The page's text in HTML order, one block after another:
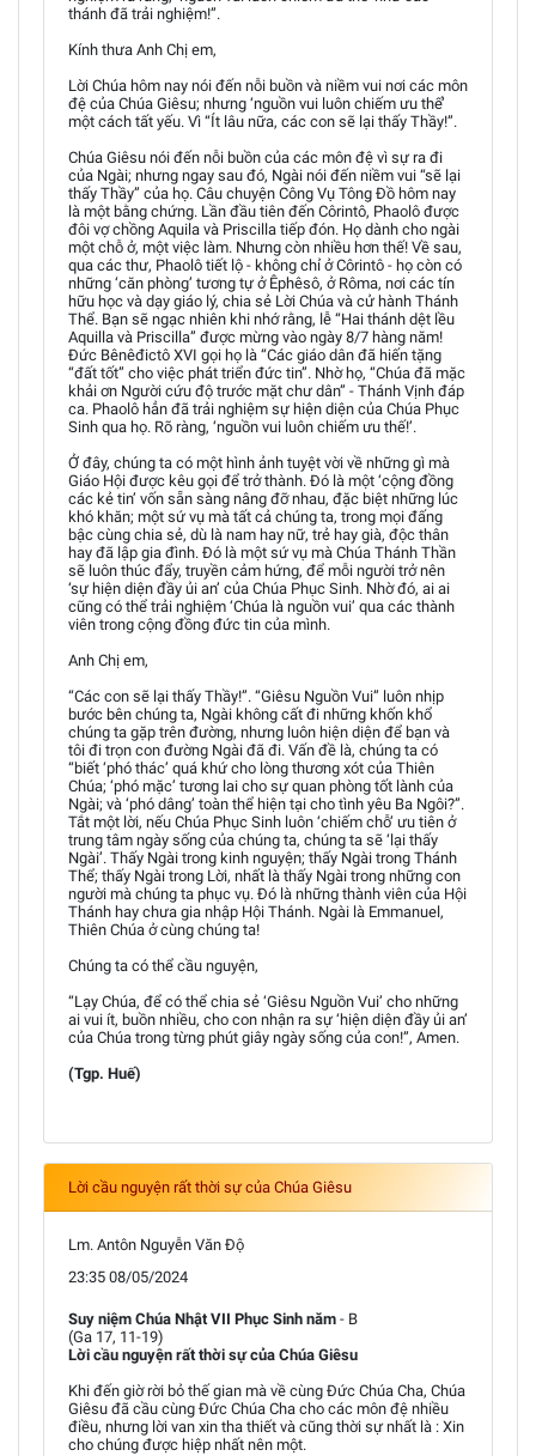
thánh đã trải nghiệm!”.
Kính thưa Anh Chị em,
Lời Chúa hôm nay nói đến nỗi buồn và niềm vui nơi các môn
đệ của Chúa Giêsu; nhưng ‘nguồn vui luôn chiếm ưu thế’
một cách tất yếu. Vì “Ít lâu nữa, các con sẽ lại thấy Thầy!”.
Chúa Giêsu nói đến nỗi buồn của các môn đệ vì sự ra đi
của Ngài; nhưng ngay sau đó, Ngài nói đến niềm vui “sẽ lại
thấy Thầy” của họ. Câu chuyện Công Vụ Tông Đồ hôm nay
là một bằng chứng. Lần đầu tiên đến Côrintô, Phaolô được
đôi vợ chồng Aquila và Priscilla tiếp đón. Họ dành cho ngài
một chỗ ở, một việc làm. Nhưng còn nhiều hơn thế! Về sau,
qua các thư, Phaolô tiết lộ - không chỉ ở Côrintô - họ còn có
những ‘căn phòng’ tương tự ở Êphêsô, ở Rôma, nơi các tín
hữu học và dạy giáo lý, chia sẻ Lời Chúa và cử hành Thánh
Thể. Bạn sẽ ngạc nhiên khi nhớ rằng, lễ “Hai thánh dệt lều
Aquilla và Priscilla” được mừng vào ngày 8/7 hàng năm!
Đức Bênêđictô XVI gọi họ là “Các giáo dân đã hiến tặng
“đất tốt” cho việc phát triển đức tin”. Nhờ họ, “Chúa đã mặc
khải ơn Người cứu độ trước mặt chư dân” - Thánh Vịnh đáp
ca. Phaolô hẳn đã trải nghiệm sự hiện diện của Chúa Phục
Sinh qua họ. Rõ ràng, ‘nguồn vui luôn chiếm ưu thế!’.
Ở đây, chúng ta có một hình ảnh tuyệt vời về những gì mà
Giáo Hội được kêu gọi để trở thành. Đó là một ‘cộng đồng
các kẻ tin’ vốn sẵn sàng nâng đỡ nhau, đặc biệt những lúc
khó khăn; một sứ vụ mà tất cả chúng ta, trong mọi đấng
bậc cùng chia sẻ, dù là nam hay nữ, trẻ hay già, độc thân
hay đã lập gia đình. Đó là một sứ vụ mà Chúa Thánh Thần
sẽ luôn thúc đẩy, truyền cảm hứng, để mỗi người trở nên
‘sự hiện diện đầy ủi an’ của Chúa Phục Sinh. Nhờ đó, ai ai
cũng có thể trải nghiệm ‘Chúa là nguồn vui’ qua các thành
viên trong cộng đồng đức tin của mình.
Anh Chị em,
“Các con sẽ lại thấy Thầy!”. “Giêsu Nguồn Vui” luôn nhịp
bước bên chúng ta, Ngài không cất đi những khốn khổ
chúng ta gặp trên đường, nhưng luôn hiện diện để bạn và
tôi đi trọn con đường Ngài đã đi. Vấn đề là, chúng ta có
“biết ‘phó thác’ quá khứ cho lòng thương xót của Thiên
Chúa; ‘phó mặc’ tương lai cho sự quan phòng tốt lành của
Ngài; và ‘phó dâng’ toàn thể hiện tại cho tình yêu Ba Ngôi?”.
Tắt một lời, nếu Chúa Phục Sinh luôn ‘chiếm chỗ’ ưu tiên ở
trung tâm ngày sống của chúng ta, chúng ta sẽ ‘lại thấy
Ngài’. Thấy Ngài trong kinh nguyện; thấy Ngài trong Thánh
Thể; thấy Ngài trong Lời, nhất là thấy Ngài trong những con
người mà chúng ta phục vụ. Đó là những thành viên của Hội
Thánh hay chưa gia nhập Hội Thánh. Ngài là Emmanuel,
Thiên Chúa ở cùng chúng ta!
Chúng ta có thể cầu nguyện,
“Lạy Chúa, để có thể chia sẻ ‘Giêsu Nguồn Vui’ cho những
ai vui ít, buồn nhiều, cho con nhận ra sự ‘hiện diện đầy ủi an’
của Chúa trong từng phút giây ngày sống của con!”, Amen.
(Tgp. Huế)
Lời cầu nguyện rất thời sự của Chúa Giêsu
Lm. Antôn Nguyễn Văn Độ
23:35 08/05/2024
Suy niệm Chúa Nhật VII Phục Sinh năm - B
(Ga 17, 11-19)
Lời cầu nguyện rất thời sự của Chúa Giêsu
Khi đến giờ rời bỏ thế gian mà về cùng Đức Chúa Cha, Chúa
Giêsu đã cầu cùng Đức Chúa Cha cho các môn đệ nhiều
điều, nhưng lời van xin tha thiết và cũng thời sự nhất là : Xin
cho chúng được hiệp nhất nên một.